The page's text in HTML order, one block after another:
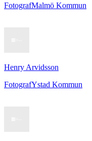
FotografMalmö Kommun
Henry Arvidsson
FotografYstad Kommun